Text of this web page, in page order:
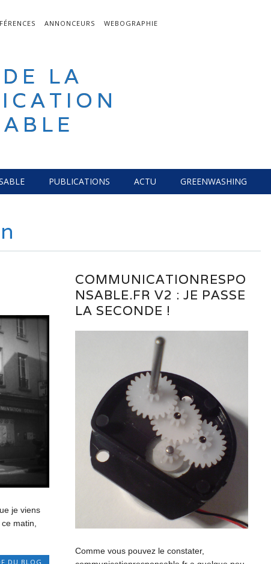
ANNONCEURS
WEBOGRAPHIE
LA
PUBLICATIONS ACTU GREENWASHING
je viens
matin,
DU BLOG
COMMUNICATIONRESPO
NSABLE.FR V2 : JE PASSE
LA SECONDE !
Comme vous pouvez le constater,